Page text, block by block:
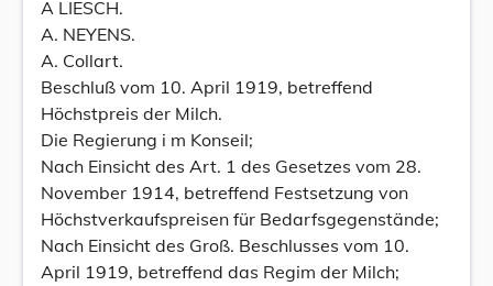
A LIESCH.
A. NEYENS.
A. Collart.
Beschluß vom 10. April 1919, betreffend
Höchstpreis der Milch.
Die Regierung i m Konseil;
Nach Einsicht des Art. 1 des Gesetzes vom 28.
November 1914, betreffend Festsetzung von
Höchstverkaufspreisen für Bedarfsgegenstände;
Nach Einsicht des Groß. Beschlusses vom 10.
April 1919, betreffend das Regim der Milch;